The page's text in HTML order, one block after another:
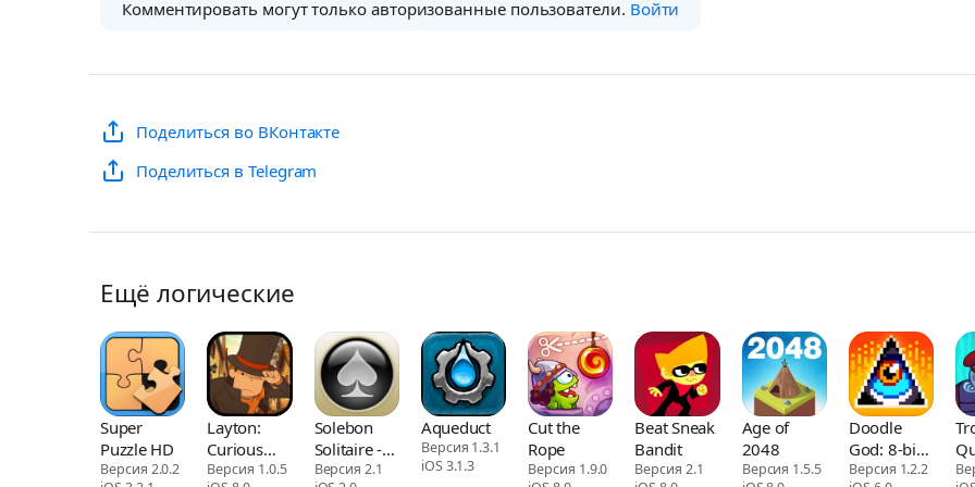
Комментировать могут только авторизованные пользователи. Войти
Поделиться во ВКонтакте
Поделиться в Telegram
Ещё логические
Super
Puzzle HD
Версия 2.0.2
Layton:
Curious
Village in
Версия 1.0.5
Solebon
Solitaire -
50 Games
Версия 2.1
Aqueduct
Версия 1.3.1
iOS 3.1.3
Cut the
Rope
Версия 1.9.0
Beat Sneak
Bandit
Версия 2.1
Age of
2048
Версия 1.5.5
Doodle
God: 8-bit
Mania
Версия 1.2.2